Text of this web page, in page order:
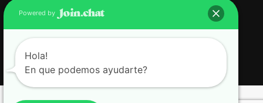
Copyright 2026 | Grupo 90 inmobiliarias. All Rights Reserved.
Política de Cookies
Política de Privacidad
Aviso Legal
Powered by
Hola!
En que podemos ayudarte?